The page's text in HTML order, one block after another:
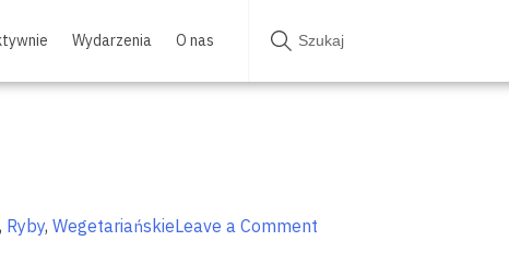
Wydarzenia O nas
, Ryby, WegetariańskieLeave a Comment